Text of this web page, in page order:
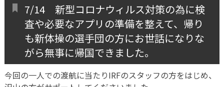
7/14 新型コロナウィルス対策の為に検
査や必要なアプリの準備を整えて、帰り
も新体操の選手団の方にお世話になりな
がら無事に帰国できました。
今回の一人での渡航に当たりIRFのスタッフの方をはじめ、